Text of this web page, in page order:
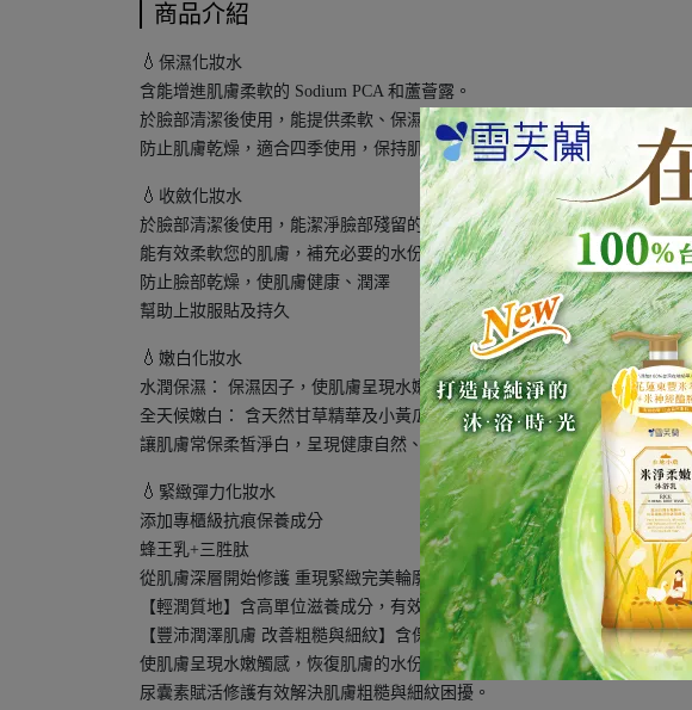
商品介紹
💧 保濕化妝水
含能增進肌膚柔軟的 Sodium PCA 和蘆薈露。
於臉部清潔後使用，能提供柔軟、保濕且不油膩的舒適效果。
防止肌膚乾燥，適合四季使用，保持肌膚的水份與彈性。
💧 收斂化妝水
於臉部清潔後使用，能潔淨臉部殘留的污垢
能有效柔軟您的肌膚，補充必要的水份。
防止臉部乾燥，使肌膚健康、潤澤
幫助上妝服貼及持久
💧 嫩白化妝水
水潤保濕： 保濕因子，使肌膚呈現水嫩觸感，恢復肌膚的水分。
全天候嫩白： 含天然甘草精華及小黃瓜萃取，能深層滋潤、淨白肌膚
讓肌膚常保柔皙淨白，呈現健康自然、透明無暇的肌膚美感！"
💧 緊緻彈力化妝水
添加專櫃級抗痕保養成分
蜂王乳+三胜肽
從肌膚深層開始修護 重現緊緻完美輪廓!
【輕潤質地】含高單位滋養成分，有效潤澤肌膚，給予輕熟齡肌最佳呵護。
【豐沛潤澤肌膚 改善粗糙與細紋】含保濕雙霸玻尿酸與膠原蛋白
使肌膚呈現水嫩觸感，恢復肌膚的水份與彈性
尿囊素賦活修護有效解決肌膚粗糙與細紋困擾。